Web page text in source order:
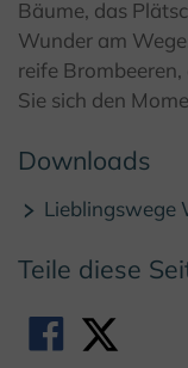
Bäume, das
Wunder am
reife Brombeeren,
Sie sich den
Downloads
Lieblingswege
Teile diese